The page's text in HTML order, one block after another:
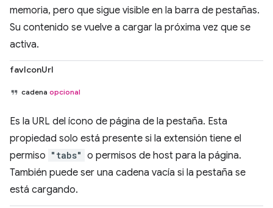
memoria, pero que sigue visible en la barra de pestañas.
Su contenido se vuelve a cargar la próxima vez que se
activa.
favIconUrl
cadena opcional
Es la URL del ícono de página de la pestaña. Esta
propiedad solo está presente si la extensión tiene el
permiso "tabs" o permisos de host para la página.
También puede ser una cadena vacía si la pestaña se
está cargando.